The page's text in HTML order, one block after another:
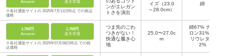
Amazon
楽天市場
※各社通販サイトの 2025年7月11日時点 での税込
価格
ンがエレガン
トさを演出
イズ（23.0
～28.0cm）
綿
1,760円
Amazon
1,760円
楽天市場
※各社通販サイトの 2025年07月08日時点 での税
込価格
つま先のごわ
つきがない！
快適な履き心
地
25.0〜27.0c
m
綿67% ナイ
ロン31% ポ
リウレタン
2%